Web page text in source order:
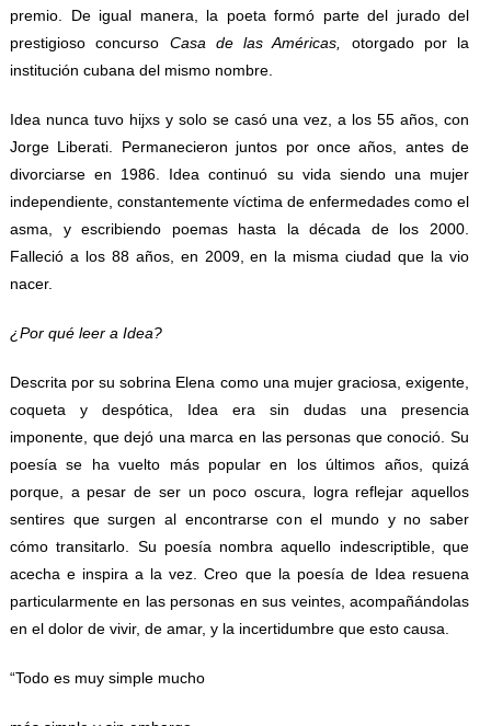
premio. De igual manera, la poeta formó parte del jurado del
prestigioso concurso Casa de las Américas, otorgado por la
institución cubana del mismo nombre.
Idea nunca tuvo hijxs y solo se casó una vez, a los 55 años, con
Jorge Liberati. Permanecieron juntos por once años, antes de
divorciarse en 1986. Idea continuó su vida siendo una mujer
independiente, constantemente víctima de enfermedades como el
asma, y escribiendo poemas hasta la década de los 2000.
Falleció a los 88 años, en 2009, en la misma ciudad que la vio
nacer.
¿Por qué leer a Idea?
Descrita por su sobrina Elena como una mujer graciosa, exigente,
coqueta y despótica, Idea era sin dudas una presencia
imponente, que dejó una marca en las personas que conoció. Su
poesía se ha vuelto más popular en los últimos años, quizá
porque, a pesar de ser un poco oscura, logra reflejar aquellos
sentires que surgen al encontrarse con el mundo y no saber
cómo transitarlo. Su poesía nombra aquello indescriptible, que
acecha e inspira a la vez. Creo que la poesía de Idea resuena
particularmente en las personas en sus veintes, acompañándolas
en el dolor de vivir, de amar, y la incertidumbre que esto causa.
“Todo es muy simple mucho